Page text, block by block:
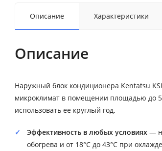
Описание Характеристики
Описание
Наружный блок кондиционера Kentatsu
микроклимат в помещении площадью до
использовать ее круглый год.
Эффективность в любых условиях —
обогрева и от 18°C до 43°C при